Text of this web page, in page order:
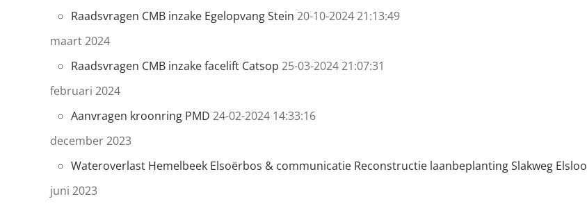
Raadsvragen CMB inzake Egelopvang Stein 20-10-2024 21:13:49
maart 2024
Raadsvragen CMB inzake facelift Catsop 25-03-2024 21:07:31
februari 2024
Aanvragen kroonring PMD 24-02-2024 14:33:16
december 2023
Wateroverlast Hemelbeek Elsoërbos & communicatie Reconstructie laanbeplanting Slakweg Elsloo
juni 2023